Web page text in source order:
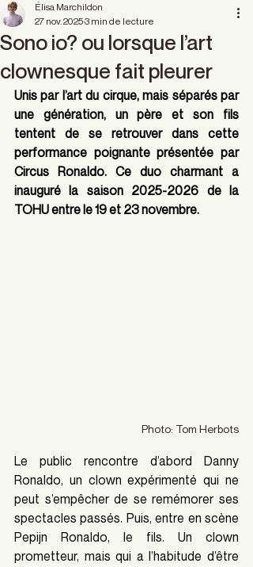
Sono io? ou lorsque l’art
clownesque fait pleurer
Élisa Marchildon
27 nov. 20253 min de lecture
Unis par l’art du cirque, mais séparés par
une génération, un père et son fils
tentent de se retrouver dans cette
performance poignante présentée par
Circus Ronaldo. Ce duo charmant a
inauguré la saison 2025-2026 de la
TOHU entre le 19 et 23 novembre.
Photo: Tom Herbots
Le public rencontre d’abord Danny
Ronaldo, un clown expérimenté qui ne
peut s’empêcher de se remémorer ses
spectacles passés. Puis, entre en scène
Pepijn Ronaldo, le fils. Un clown
prometteur, mais qui a l’habitude d’être